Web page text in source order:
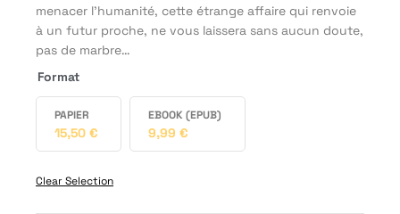
menacer l’humanité, cette étrange affaire qui renvoie
à un futur proche, ne vous laissera sans aucun doute,
pas de marbre…
Format
PAPIER
15,50 €
EBOOK (EPUB)
9,99 €
Clear Selection